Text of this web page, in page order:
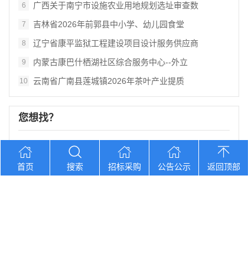
6 广西关于南宁市设施农业用地规划选址审查数
7 吉林省2026年前郭县中小学、幼儿园食堂
8 辽宁省康平监狱工程建设项目设计服务供应商
9 内蒙古康巴什栖湖社区综合服务中心--外立
10 云南省广南县莲城镇2026年茶叶产业提质
您想找？
山东莱州滨海生态省级旅游度假区日常运维委
吉林中国银行股份有限公司大安支行食堂食品
首页 搜索 招标采购 公告公示 返回顶部